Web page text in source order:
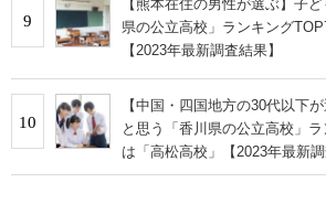
9
【熊本在住の男性が選ぶ】子
県の公立高校」ランキング
【2023年最新調査結果】
10
【中国・四国地方の30代以下
と思う「香川県の公立高校」
は「高松高校」【2023年最新調